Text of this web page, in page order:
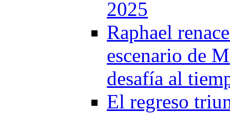
2025
Raphael
escenario de
desafía al
El regreso